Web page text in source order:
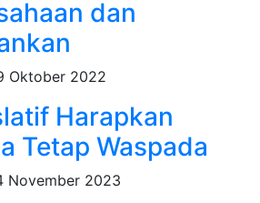
dan
Oktober 2022
Harapkan
Tetap Waspada
November 2023